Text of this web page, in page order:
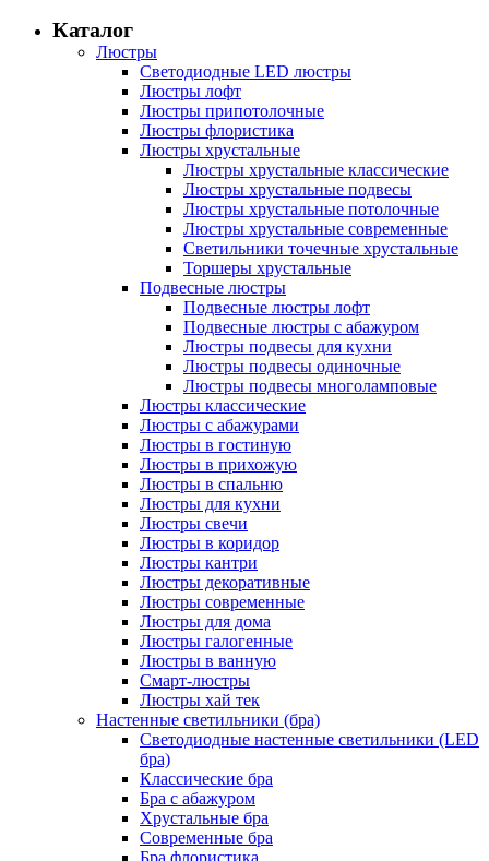
Каталог
Люстры
Светодиодные LED люстры
Люстры лофт
Люстры припотолочные
Люстры флористика
Люстры хрустальные
Люстры хрустальные классические
Люстры хрустальные подвесы
Люстры хрустальные потолочные
Люстры хрустальные современные
Светильники точечные хрустальные
Торшеры хрустальные
Подвесные люстры
Подвесные люстры лофт
Подвесные люстры с абажуром
Люстры подвесы для кухни
Люстры подвесы одиночные
Люстры подвесы многоламповые
Люстры классические
Люстры с абажурами
Люстры в гостиную
Люстры в прихожую
Люстры в спальню
Люстры для кухни
Люстры свечи
Люстры в коридор
Люстры кантри
Люстры декоративные
Люстры современные
Люстры для дома
Люстры галогенные
Люстры в ванную
Смарт-люстры
Люстры хай тек
Настенные светильники (бра)
Светодиодные настенные светильники (LED
бра)
Классические бра
Бра с абажуром
Хрустальные бра
Современные бра
Бра флористика